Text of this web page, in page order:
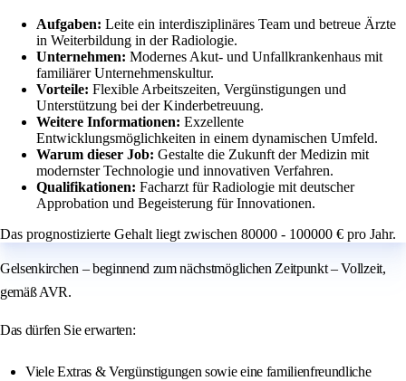
Aufgaben: Leite ein interdisziplinäres Team und betreue Ärzte
in Weiterbildung in der Radiologie.
Unternehmen: Modernes Akut- und Unfallkrankenhaus mit
familiärer Unternehmenskultur.
Vorteile: Flexible Arbeitszeiten, Vergünstigungen und
Unterstützung bei der Kinderbetreuung.
Weitere Informationen: Exzellente
Entwicklungsmöglichkeiten in einem dynamischen Umfeld.
Warum dieser Job: Gestalte die Zukunft der Medizin mit
modernster Technologie und innovativen Verfahren.
Qualifikationen: Facharzt für Radiologie mit deutscher
Approbation und Begeisterung für Innovationen.
Das prognostizierte Gehalt liegt zwischen 80000 - 100000 € pro Jahr.
Gelsenkirchen – beginnend zum nächstmöglichen Zeitpunkt – Vollzeit,
gemäß AVR.
Das dürfen Sie erwarten:
Viele Extras & Vergünstigungen sowie eine familienfreundliche